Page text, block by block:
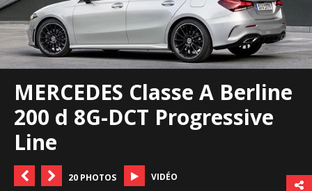
MERCEDES Classe A Berline
200 d 8G-DCT Progressive
Line
20 PHOTOS VIDÉO